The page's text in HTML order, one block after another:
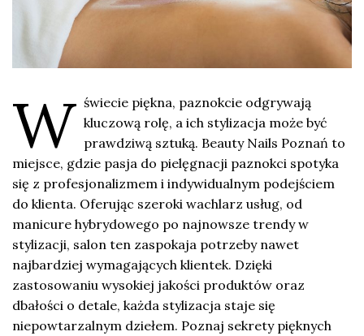
W świecie piękna, paznokcie odgrywają
kluczową rolę, a ich stylizacja może być
prawdziwą sztuką. Beauty Nails Poznań to
miejsce, gdzie pasja do pielęgnacji paznokci spotyka
się z profesjonalizmem i indywidualnym podejściem
do klienta. Oferując szeroki wachlarz usług, od
manicure hybrydowego po najnowsze trendy w
stylizacji, salon ten zaspokaja potrzeby nawet
najbardziej wymagających klientek. Dzięki
zastosowaniu wysokiej jakości produktów oraz
dbałości o detale, każda stylizacja staje się
niepowtarzalnym dziełem. Poznaj sekrety pięknych